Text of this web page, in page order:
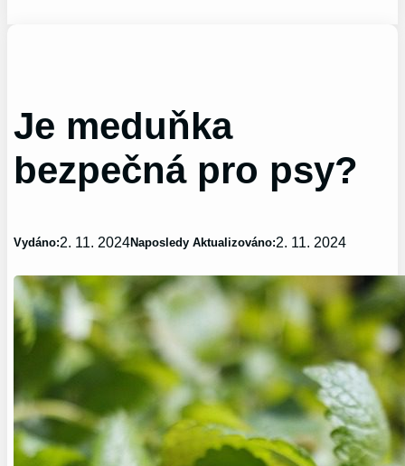
Je meduňka
bezpečná pro psy?
Vydáno:2. 11. 2024Naposledy Aktualizováno:2. 11. 2024